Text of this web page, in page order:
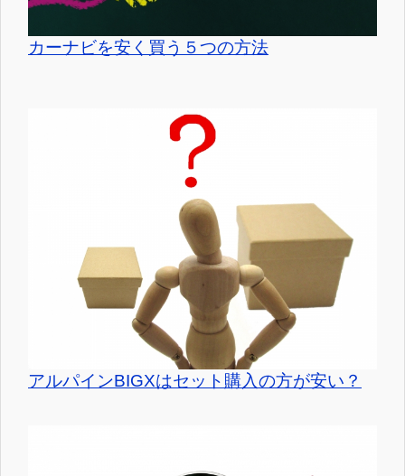
カーナビを安く買う５つの方法
アルパインBIGXはセット購入の方が安い？